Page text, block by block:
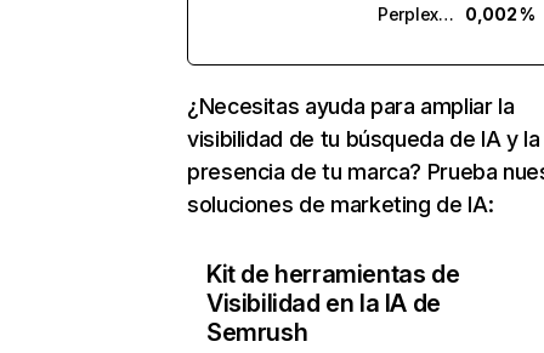
Perplexity
0,002 %
¿Necesitas ayuda para ampliar la
visibilidad de tu búsqueda de IA y la
presencia de tu marca? Prueba
soluciones de marketing de IA:
Kit de herramientas de
Visibilidad en la IA de
Semrush